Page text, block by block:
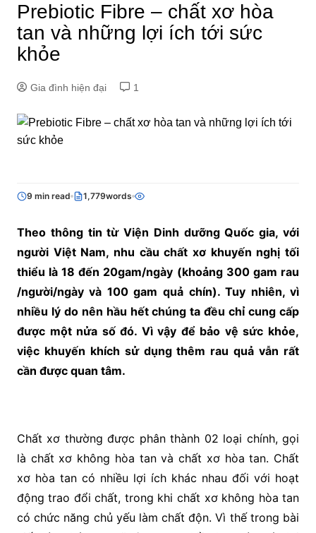
Prebiotic Fibre – chất xơ hòa
tan và những lợi ích tới sức
khỏe
Gia đình hiện đại 1
9 min read 1,779words
Theo thông tin từ Viện Dinh dưỡng Quốc gia, với
người Việt Nam, nhu cầu chất xơ khuyến nghị tối
thiểu là 18 đến 20gam/ngày (khoảng 300 gam rau
/người/ngày và 100 gam quả chín). Tuy nhiên, vì
nhiều lý do nên hầu hết chúng ta đều chỉ cung cấp
được một nửa số đó. Vì vậy để bảo vệ sức khỏe,
việc khuyến khích sử dụng thêm rau quả vẫn rất
cần được quan tâm.
Chất xơ thường được phân thành 02 loại chính, gọi
là chất xơ không hòa tan và chất xơ hòa tan. Chất
xơ hòa tan có nhiều lợi ích khác nhau đối với hoạt
động trao đổi chất, trong khi chất xơ không hòa tan
có chức năng chủ yếu làm chất độn. Vì thế trong bài